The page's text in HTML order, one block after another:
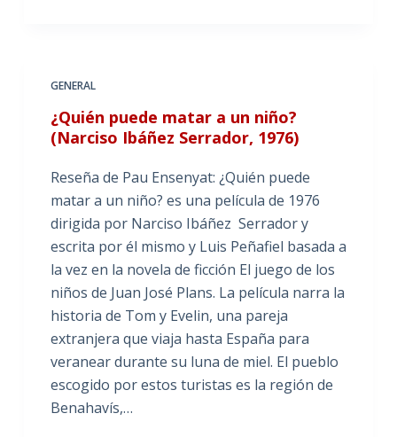
GENERAL
¿Quién puede matar a un niño?
(Narciso Ibáñez Serrador, 1976)
Reseña de Pau Ensenyat: ¿Quién puede
matar a un niño? es una película de 1976
dirigida por Narciso Ibáñez Serrador y
escrita por él mismo y Luis Peñafiel basada a
la vez en la novela de ficción El juego de los
niños de Juan José Plans. La película narra la
historia de Tom y Evelin, una pareja
extranjera que viaja hasta España para
veranear durante su luna de miel. El pueblo
escogido por estos turistas es la región de
Benahavís,…